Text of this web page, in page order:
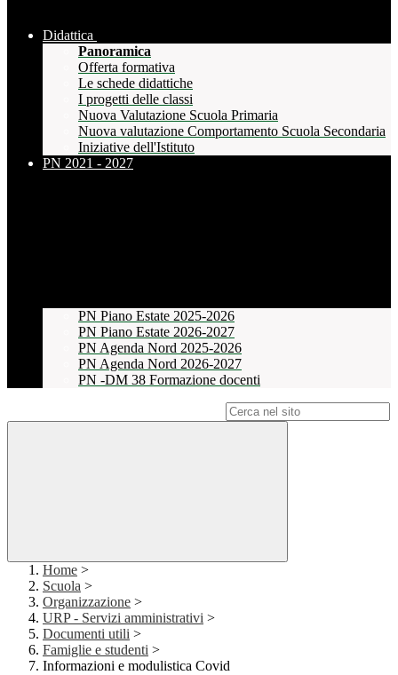
Didattica
Panoramica
Offerta formativa
Le schede didattiche
I progetti delle classi
Nuova Valutazione Scuola Primaria
Nuova valutazione Comportamento Scuola Secondaria
Iniziative dell'Istituto
PN 2021 - 2027
PN Piano Estate 2025-2026
PN Piano Estate 2026-2027
PN Agenda Nord 2025-2026
PN Agenda Nord 2026-2027
PN -DM 38 Formazione docenti
Home >
Scuola >
Organizzazione >
URP - Servizi amministrativi >
Documenti utili >
Famiglie e studenti >
Informazioni e modulistica Covid